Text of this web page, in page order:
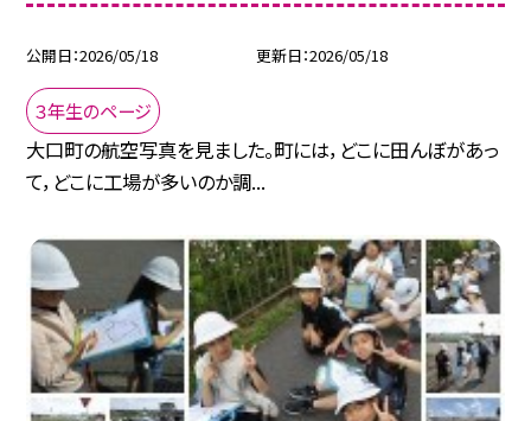
公開日 2026/05/18 更新日 2026/05/18
３年生のページ
大口町の航空写真を見ました。町には，どこに田んぼがあっ
て，どこに工場が多いのか調...